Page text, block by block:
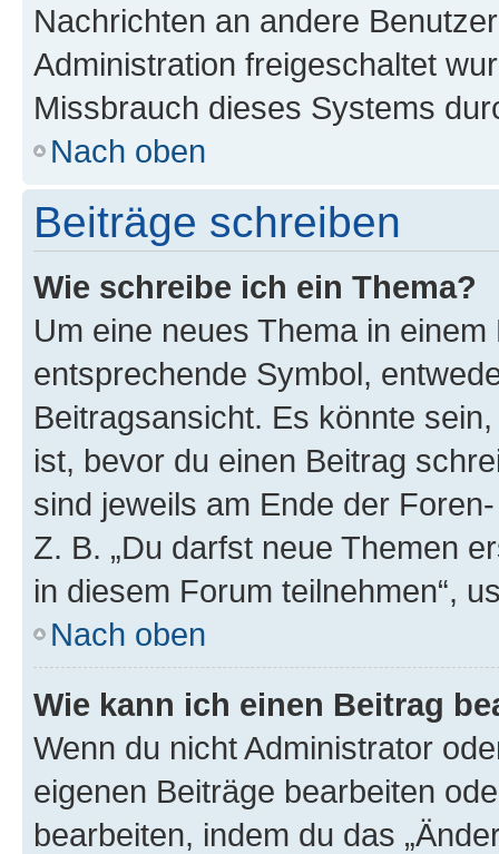
Nachrichten an andere
Administration freigeschaltet
Missbrauch dieses Systems
Nach oben
Beiträge schreiben
Wie schreibe ich ein Thema?
Um eine neues Thema in
entsprechende Symbol,
Beitragsansicht. Es könnte
ist, bevor du einen Beitrag
sind jeweils am Ende der
Z. B. „Du darfst neue Themen
in diesem Forum teilnehmen“,
Nach oben
Wie kann ich einen Beitrag
Wenn du nicht Administrator
eigenen Beiträge bearbeiten
bearbeiten, indem du das